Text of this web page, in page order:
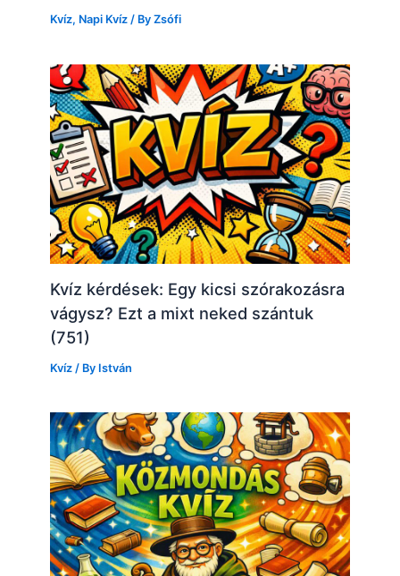
Kvíz, Napi Kvíz / ByZsófi
Kvíz kérdések: Egy kicsi szórakozásra
vágysz? Ezt a mixt neked szántuk
(751)
Kvíz / By István